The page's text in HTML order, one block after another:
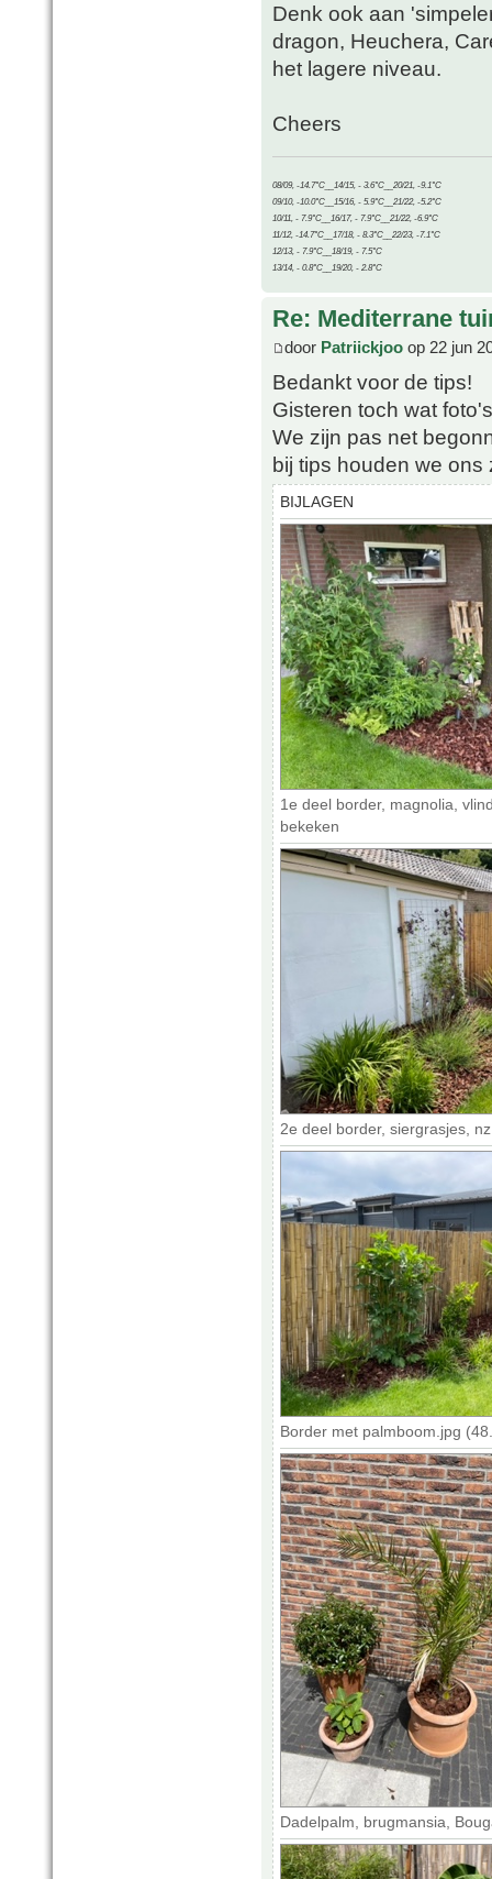
Denk ook aan
dragon, Heuchera,
het lagere niveau.
Cheers
08/09, -14.7°C__14/15, - 3.6°C__20/21, -9.1°C
09/10, -10.0°C__15/16, - 5.9°C__21/22, -5.2°C
10/11, - 7.9°C__16/17, - 7.9°C__21/22, -6.9°C
11/12, -14.7°C__17/18, - 8.3°C__22/23, -7.1°C
12/13, - 7.9°C__18/19, - 7.5°C
13/14, - 0.8°C__19/20, - 2.8°C
Re: Mediterrane
door Patriickjoo op 22 jun
Bedankt voor de tips!
Gisteren toch wat
We zijn pas net
bij tips houden we
BIJLAGEN
1e deel border, magnolia,
bekeken
2e deel border, siergrasjes,
Border met palmboom.jpg
Dadelpalm, brugmansia,